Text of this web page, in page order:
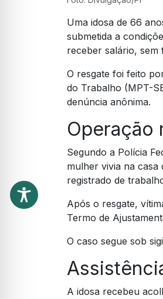
Uma idosa de 66
submetida a
receber salário, sem
O resgate foi feito
do Trabalho (MPT-
denúncia anônima.
Operação
Segundo a Polícia
mulher vivia na
registrado de
Após o resgate,
Termo de
O caso segue sob
A idosa recebeu